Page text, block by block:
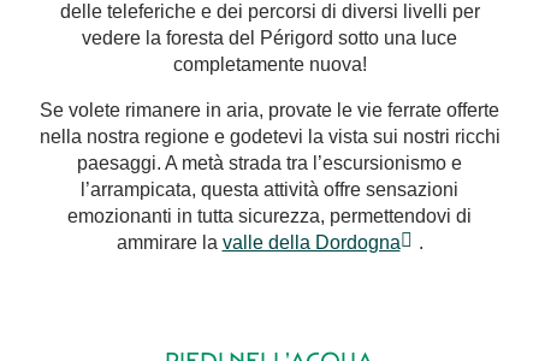
delle teleferiche e dei percorsi di diversi livelli per
vedere la foresta del Périgord sotto una luce
completamente nuova!
Se volete rimanere in aria, provate le vie ferrate offerte
nella nostra regione e godetevi la vista sui nostri ricchi
paesaggi. A metà strada tra l’escursionismo e
l’arrampicata, questa attività offre sensazioni
emozionanti in tutta sicurezza, permettendovi di
ammirare la valle della Dordogna .